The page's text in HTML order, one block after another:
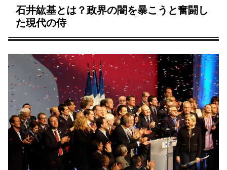
石井紘基とは？政界の闇を暴こうと奮闘し
た現代の侍